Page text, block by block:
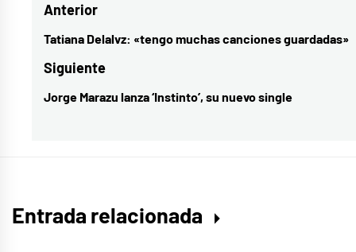
Damien
Dive,
música,
Navegación
de
entradas
Anterior
Entrada
anterior:
Tatiana Delalvz: «tengo muchas canciones guardadas»
Siguiente
Entrada
Jorge Marazu lanza ‘Instinto’, su nuevo single
Entrada relacionada